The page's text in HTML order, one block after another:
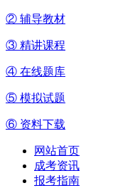
② 辅导教材
③ 精讲课程
④ 在线题库
⑤ 模拟试题
⑥ 资料下载
网站首页
成考资讯
报考指南